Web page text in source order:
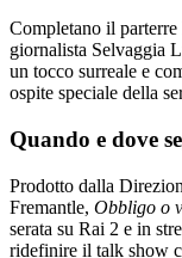
Completano il
giornalista Selvaggia
un tocco surreale e
ospite speciale della
Quando e dove
Prodotto dalla
Fremantle, Obbligo o
serata su Rai 2 e in
ridefinire il talk show